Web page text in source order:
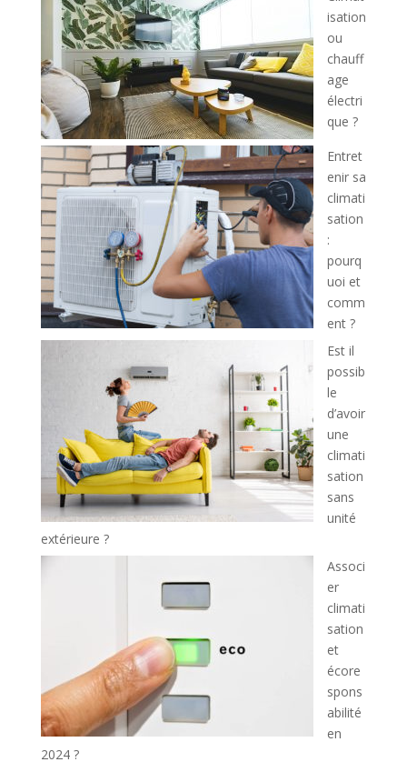
isation
ou
chauff
age
électri
que ?
Entret
enir sa
climati
sation
:
pourq
uoi et
comm
ent ?
Est il
possib
le
d’avoir
une
climati
sation
sans
unité
extérieure ?
Associ
er
climati
sation
et
écore
spons
abilité
en
2024 ?